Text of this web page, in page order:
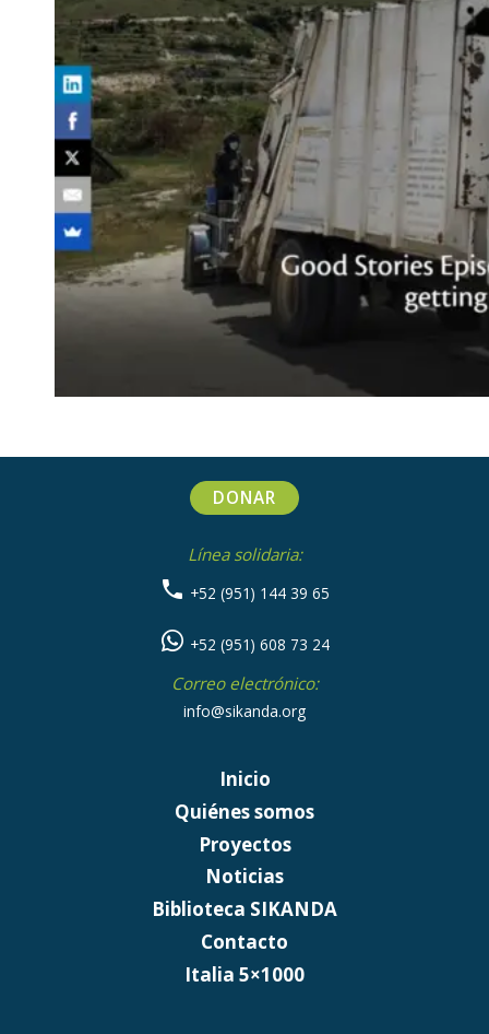
DONAR
Línea solidaria:
+52 (951) 144 39 65
+52 (951) 608 73 24
Correo electrónico:
info@sikanda.org
Inicio
Quiénes somos
Proyectos
Noticias
Biblioteca SIKANDA
Contacto
Italia 5×1000